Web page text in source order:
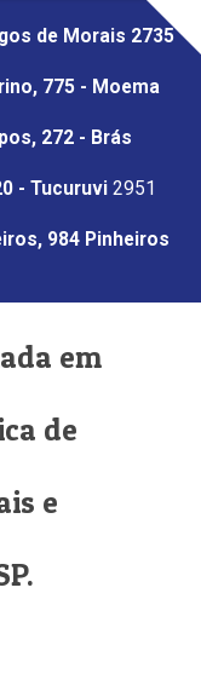
de Morais 2735
775 - Moema
272 - Brás
- Tucuruvi 2951
984 Pinheiros
em
de
e